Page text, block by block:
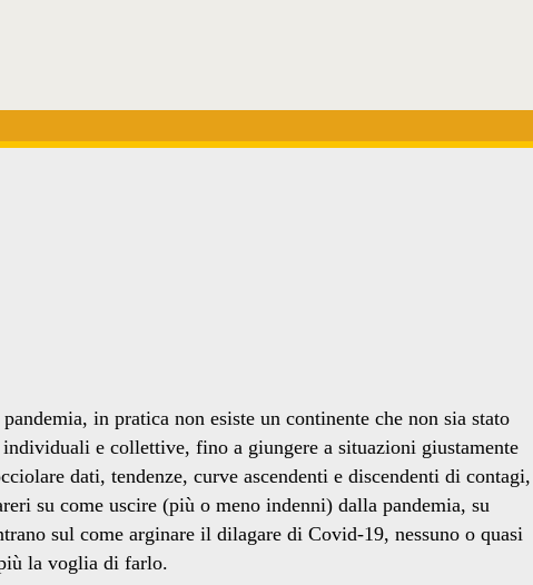
in pratica non esiste un continente che non sia stato
e collettive, fino a giungere a situazioni giustamente
dati, tendenze, curve ascendenti e discendenti di contagi,
su come uscire (più o meno indenni) dalla pandemia, su
sul come arginare il dilagare di Covid-19, nessuno o quasi
la voglia di farlo.